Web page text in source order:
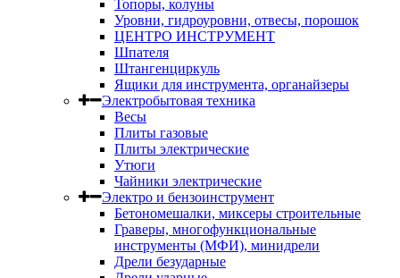
Топоры, колуны
Уровни, гидроуровни, отвесы, порошок
ЦЕНТРО ИНСТРУМЕНТ
Шпателя
Штангенциркуль
Ящики для инструмента, органайзеры
Электробытовая техника
Весы
Плиты газовые
Плиты электрические
Утюги
Чайники электрические
Электро и бензоинструмент
Бетономешалки, миксеры строительные
Граверы, многофункциональные
инструменты (МФИ), минидрели
Дрели безударные